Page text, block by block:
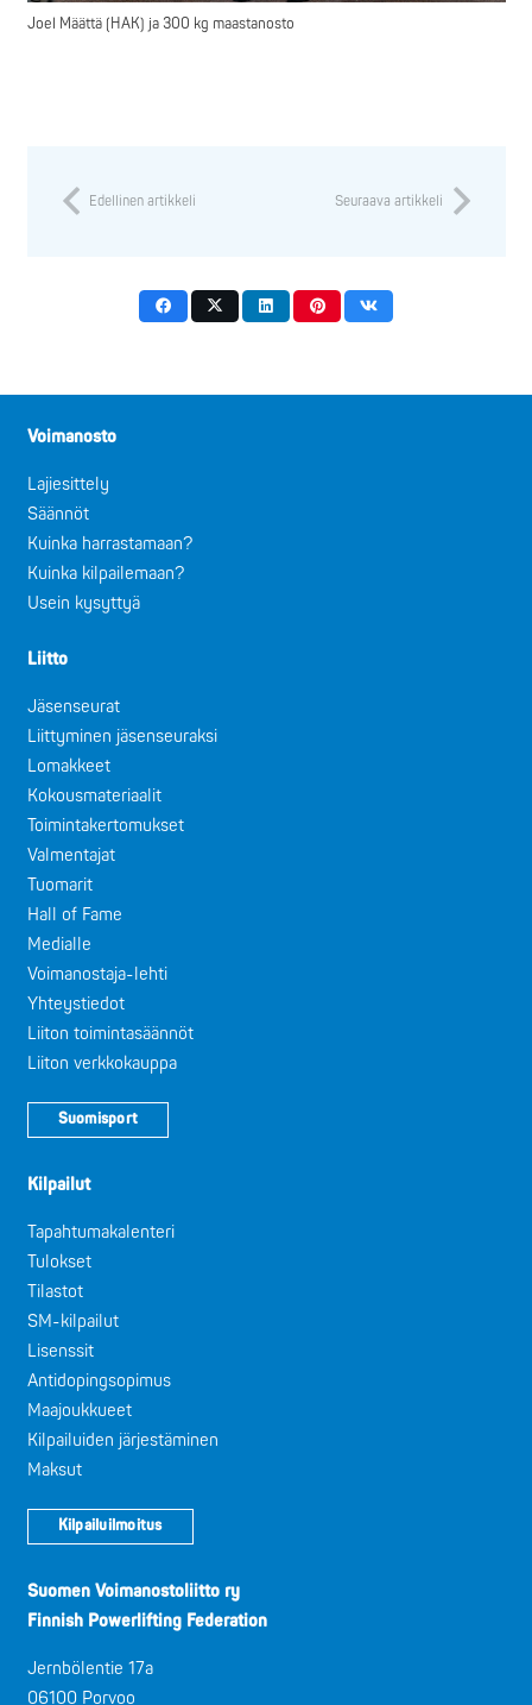
Joel Määttä (HAK) ja 300 kg maastanosto
Edellinen artikkeli Seuraava artikkeli
Voimanosto
Lajiesittely
Säännöt
Kuinka harrastamaan?
Kuinka kilpailemaan?
Usein kysyttyä
Liitto
Jäsenseurat
Liittyminen jäsenseuraksi
Lomakkeet
Kokousmateriaalit
Toimintakertomukset
Valmentajat
Tuomarit
Hall of Fame
Medialle
Voimanostaja-lehti
Yhteystiedot
Liiton toimintasäännöt
Liiton verkkokauppa
Suomisport
Kilpailut
Tapahtumakalenteri
Tulokset
Tilastot
SM-kilpailut
Lisenssit
Antidopingsopimus
Maajoukkueet
Kilpailuiden järjestäminen
Maksut
Kilpailuilmoitus
Suomen Voimanostoliitto ry
Finnish Powerlifting Federation
Jernbölentie 17a
06100 Porvoo